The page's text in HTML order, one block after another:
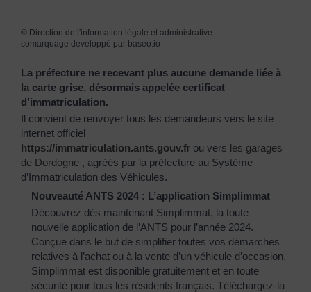
© Direction de l'information légale et administrative
comarquage developpé par baseo.io
La préfecture ne recevant plus aucune demande liée à
la carte grise, désormais appelée certificat
d’immatriculation.
Il convient de renvoyer tous les demandeurs vers le site
internet officiel
https://immatriculation.ants.gouv.fr ou vers les garages
de Dordogne , agréés par la préfecture au Système
d’Immatriculation des Véhicules.
Nouveauté ANTS 2024 : L’application Simplimmat
Découvrez dès maintenant Simplimmat, la toute
nouvelle application de l’ANTS pour l’année 2024.
Conçue dans le but de simplifier toutes vos démarches
relatives à l’achat ou à la vente d’un véhicule d’occasion,
Simplimmat est disponible gratuitement et en toute
sécurité pour tous les résidents français. Téléchargez-la